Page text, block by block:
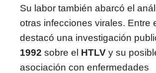
Su labor también abarcó el
otras infecciones virales. Entre
destacó una investigación
1992 sobre el HTLV y su
asociación con enfermedades